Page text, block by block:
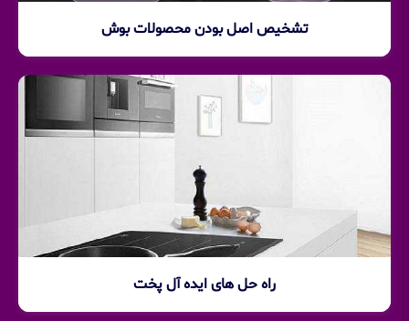
تشخیص اصل بودن محصولات بوش
راه حل های ایده آل پخت